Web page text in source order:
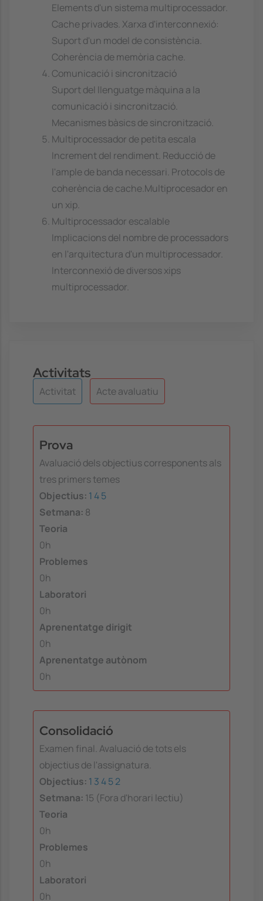
Elements d'un sistema multiprocessador.
Cache privades. Xarxa d'interconnexió:
Suport d'un model de consistència.
Coherència de memòria cache.
Comunicació i sincronització
Suport del llenguatge màquina a la
comunicació i sincronització.
Mecanismes bàsics de sincronització.
Multiprocessador de petita escala
Increment del rendiment. Reducció de
l'ample de banda necessari. Protocols de
coherència de cache.Multiprocesador en
un xip.
Multiprocessador escalable
Implicacions del nombre de processadors
en l'arquitectura d'un multiprocessador.
Interconnexió de diversos xips
multiprocessador.
Activitats
Activitat Acte avaluatiu
Prova
Avaluació dels objectius corresponents als
tres primers temes
Objectius: 1 45
Setmana: 8
Teoria
0h
Problemes
0h
Laboratori
0h
Aprenentatge dirigit
0h
Aprenentatge autònom
0h
Consolidació
Examen final. Avaluació de tots els
objectius de l'assignatura.
Objectius: 1 3 452
Setmana: 15 (Fora d'horari lectiu)
Teoria
0h
Problemes
0h
Laboratori
0h